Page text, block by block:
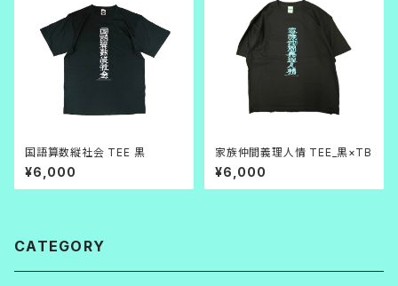
国語算数縦社会 TEE 黒
¥6,000
家族仲間義理人情 TEE_黒×TB
¥6,000
CATEGORY